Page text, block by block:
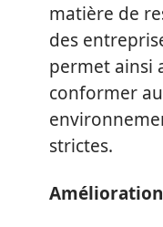
matière de
des
permet ainsi
conformer
strictes.